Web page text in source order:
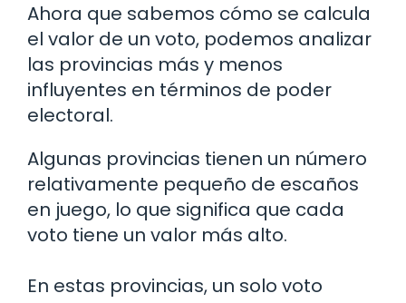
Ahora que sabemos cómo se calcula
el valor de un voto, podemos analizar
las provincias más y menos
influyentes en términos de poder
electoral.
Algunas provincias tienen un número
relativamente pequeño de escaños
en juego, lo que significa que cada
voto tiene un valor más alto.
En estas provincias, un solo voto